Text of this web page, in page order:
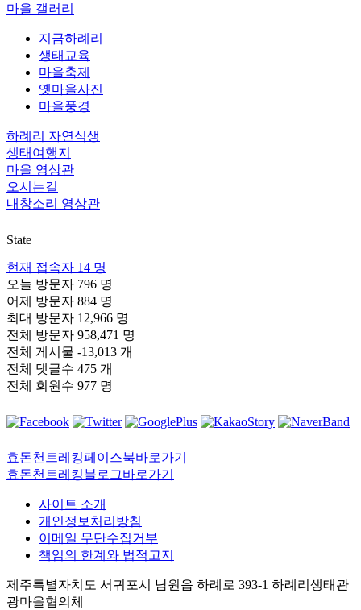
마을 갤러리
지금하례리
생태교육
마을축제
옛마을사진
마을풍경
하례리 자연식생
생태여행지
마을 영상관
오시는길
내창소리 영상관
State
현재 접속자 14 명
오늘 방문자 796 명
어제 방문자 884 명
최대 방문자 12,966 명
전체 방문자 958,471 명
전체 게시물 -13,013 개
전체 댓글수 475 개
전체 회원수 977 명
효돈천트레킹페이스북바로가기
효돈천트레킹블로그바로가기
사이트 소개
개인정보처리방침
이메일 무단수집거부
책임의 한계와 법적고지
제주특별자치도 서귀포시 남원읍 하례로 393-1 하례리생태관
광마을협의체